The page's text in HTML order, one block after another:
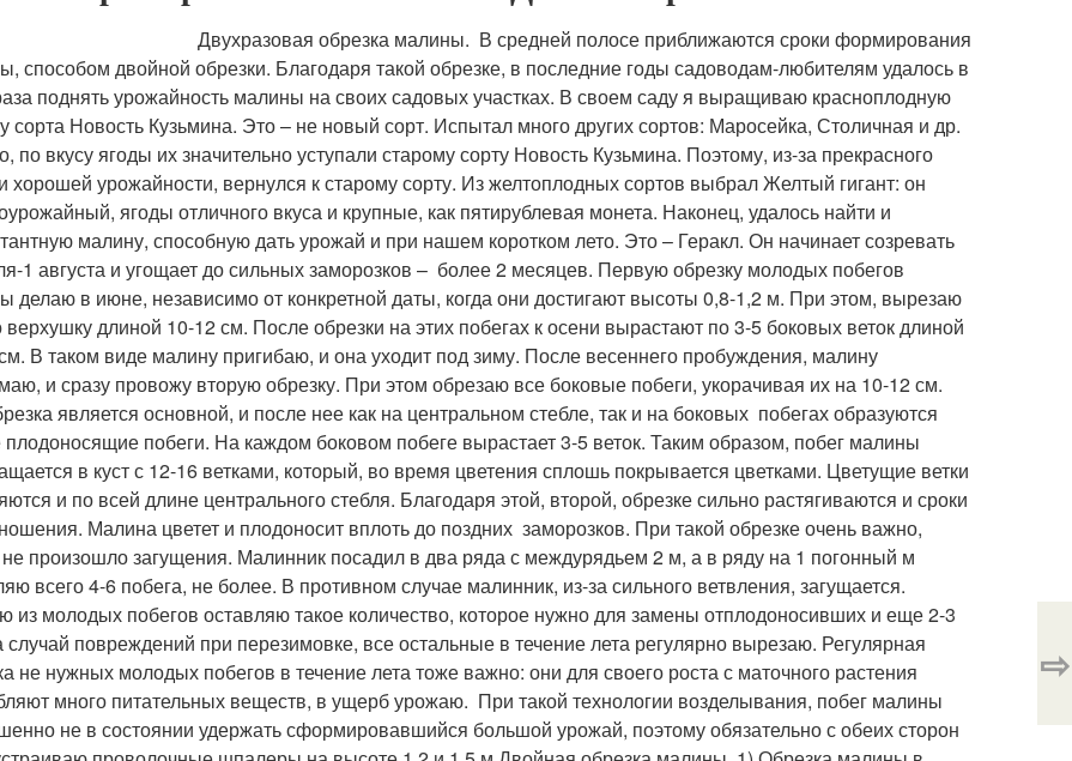
обрезка малины. В средней полосе приближаются сроки формирования
способом двойной обрезки. Благодаря такой обрезке, в последние годы садоводам-любителям удалось в
поднять урожайность малины на своих садовых участках. В своем саду я выращиваю красноплодную
сорта Новость Кузьмина. Это – не новый сорт. Испытал много других сортов: Маросейка, Столичная и др.
по вкусу ягоды их значительно уступали старому сорту Новость Кузьмина. Поэтому, из-за прекрасного
хорошей урожайности, вернулся к старому сорту. Из желтоплодных сортов выбрал Желтый гигант: он
ягоды отличного вкуса и крупные, как пятирублевая монета. Наконец, удалось найти и
малину, способную дать урожай и при нашем коротком лето. Это – Геракл. Он начинает созревать
1 августа и угощает до сильных заморозков – более 2 месяцев. Первую обрезку молодых побегов
делаю в июне, независимо от конкретной даты, когда они достигают высоты 0,8-1,2 м. При этом, вырезаю
верхушку длиной 10-12 см. После обрезки на этих побегах к осени вырастают по 3-5 боковых веток длиной
В таком виде малину пригибаю, и она уходит под зиму. После весеннего пробуждения, малину
и сразу провожу вторую обрезку. При этом обрезаю все боковые побеги, укорачивая их на 10-12 см.
является основной, и после нее как на центральном стебле, так и на боковых побегах образуются
побеги. На каждом боковом побеге вырастает 3-5 веток. Таким образом, побег малины
в куст с 12-16 ветками, который, во время цветения сплошь покрывается цветками. Цветущие ветки
и по всей длине центрального стебля. Благодаря этой, второй, обрезке сильно растягиваются и сроки
Малина цветет и плодоносит вплоть до поздних заморозков. При такой обрезке очень важно,
произошло загущения. Малинник посадил в два ряда с междурядьем 2 м, а в ряду на 1 погонный м
всего 4-6 побега, не более. В противном случае малинник, из-за сильного ветвления, загущается.
из молодых побегов оставляю такое количество, которое нужно для замены отплодоносивших и еще 2-3
случай повреждений при перезимовке, все остальные в течение лета регулярно вырезаю. Регулярная
не нужных молодых побегов в течение лета тоже важно: они для своего роста с маточного растения
много питательных веществ, в ущерб урожаю. При такой технологии возделывания, побег малины
не в состоянии удержать сформировавшийся большой урожай, поэтому обязательно с обеих сторон
⇨